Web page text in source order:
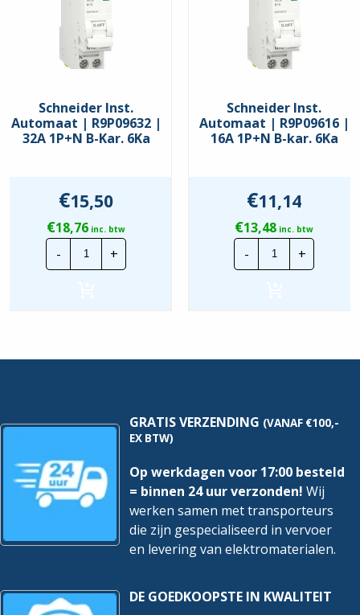
Geschikt voor
inbouwinstallatie
Inbouwdiepte
Inbouwmontage (stucwerk)
Nevenapparaat mogelijk
Nom. afschakelvermogen
Icn EN 60898 bij 230 V
Nom. afschakelvermogen
4 kV
tijdens bedrijf
Overspanningscategorie
Spanningstype AC
Vervuilingsgraad 2
Food Contact Material Nee
Schneider Inst.
Automaat | R9P09632 |
32A 1P+N B-Kar. 6Ka
€15,50
€18,76 inc. btw
-
Schneider
Inst.
Automaat
Kar.
+
Schneider Inst.
Automaat | R9P09616 |
16A 1P+N B-kar. 6Ka
€11,14
€13,48 inc. btw
-
Schneider
Inst.
Automaat
kar.
+
GRATIS VERZENDING (VANAF €100,-
EX BTW)
Op werkdagen voor 17:00 besteld
= binnen 24 uur verzonden! Wij
werken samen met transporteurs
die zijn gespecialiseerd in vervoer
en levering van elektromaterialen.
DE GOEDKOOPSTE IN KWALITEIT